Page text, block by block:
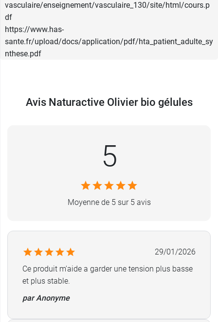
vasculaire/enseignement/vasculaire_130/site/html/cours.p
df
https://www.has-
sante.fr/upload/docs/application/pdf/hta_patient_adulte_sy
nthese.pdf
Avis Naturactive Olivier bio gélules
5
Moyenne de 5 sur 5 avis
29/01/2026
Ce produit m'aide a garder une tension plus basse
et plus stable.
par Anonyme